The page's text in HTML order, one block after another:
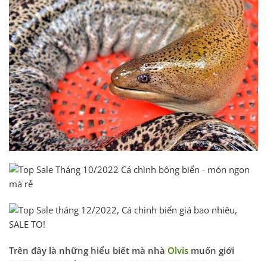
Trên đây là những hiểu biết mà nhà Olvis muốn giới